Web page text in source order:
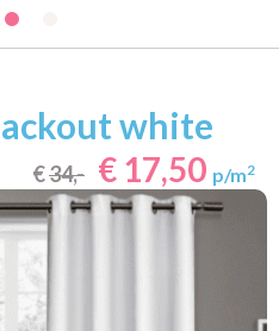
white
€34,- € 17,50 p/m2